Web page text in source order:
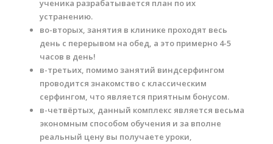
ученика разрабатывается план по их
устранению.
во-вторых, занятия в клинике проходят весь
день с перерывом на обед, а это примерно 4-5
часов в день!
в-третьих, помимо занятий виндсерфингом
проводится знакомство с классическим
серфингом, что является приятным бонусом.
в-четвёртых, данный комплекс является весьма
экономным способом обучения и за вполне
реальный цену вы получаете уроки,